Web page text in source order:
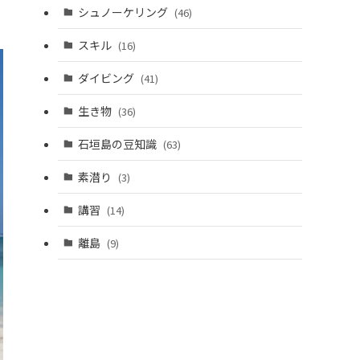
シュノーケリング (46)
スキル (16)
ダイビング (41)
生き物 (36)
石垣島の豆知識 (63)
素潜り (3)
講習 (14)
離島 (9)